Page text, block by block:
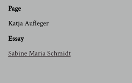
Page
Katja Aufleger
Essay
Sabine Maria Schmidt